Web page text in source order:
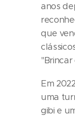
anos
que
Em
uma
gibi e